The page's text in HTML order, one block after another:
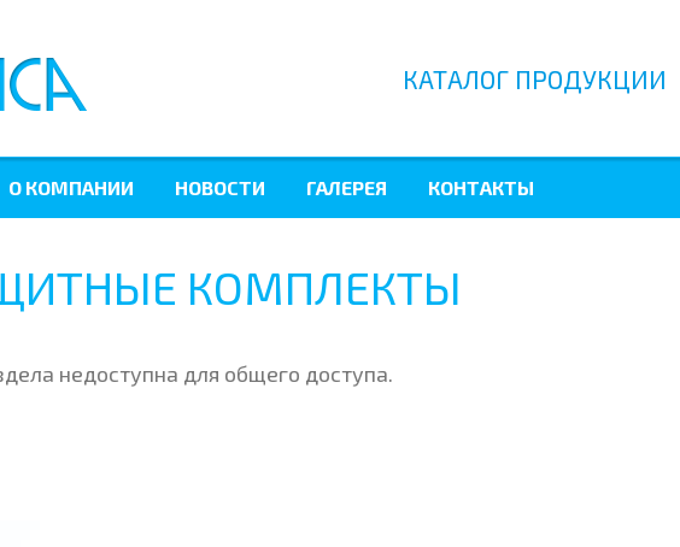
КАТАЛОГ ПРОДУКЦИИ
О КОМПАНИИ НОВОСТИ ГАЛЕРЕЯ КОНТАКТЫ
КОМПЛЕКТЫ
недоступна для общего доступа.